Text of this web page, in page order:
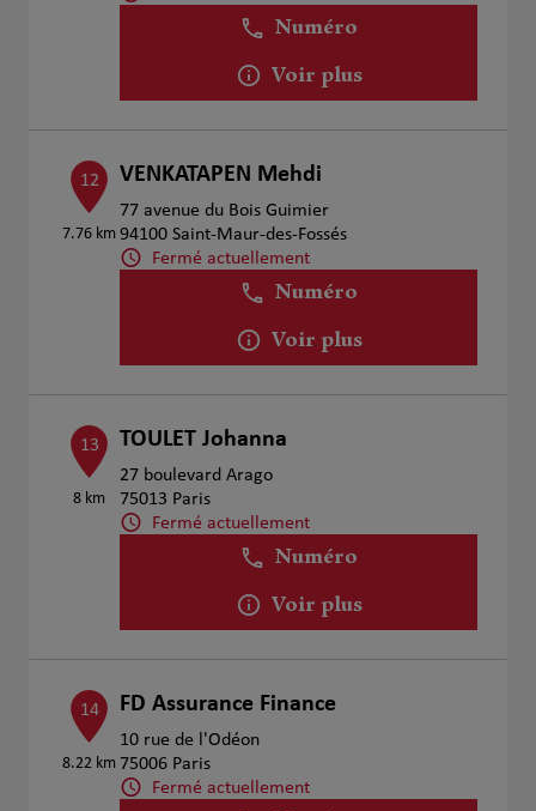
Numéro
Voir plus
12
7.76 km
VENKATAPEN Mehdi
77 avenue du Bois Guimier
94100 Saint-Maur-des-Fossés
Fermé actuellement
Numéro
Voir plus
13
8 km
TOULET Johanna
27 boulevard Arago
75013 Paris
Fermé actuellement
Numéro
Voir plus
14
8.22 km
FD Assurance Finance
10 rue de l'Odéon
75006 Paris
Fermé actuellement